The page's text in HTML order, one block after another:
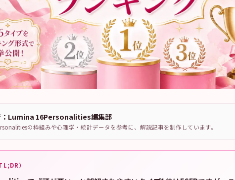
：Lumina 16Personalities編集部
の枠組みや心理学・統計データを参考に、解説記事を制作しています。
）